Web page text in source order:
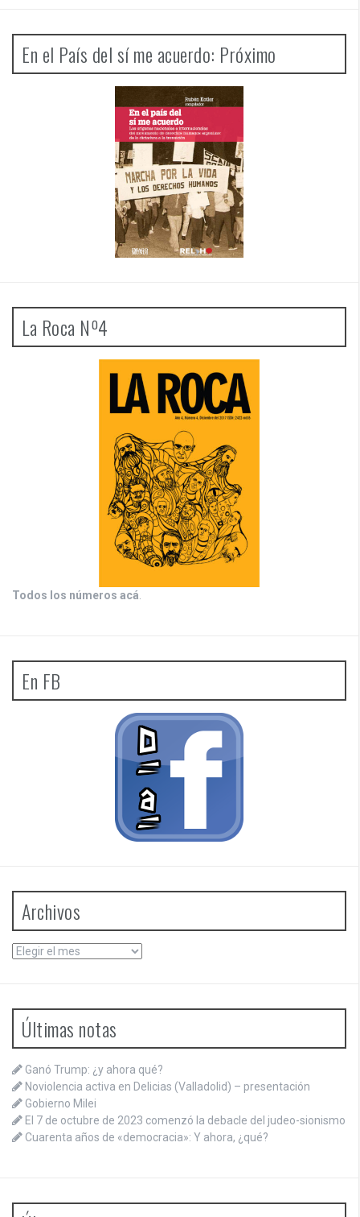
En el País del sí me acuerdo: Próximo
La Roca Nº4
Todos los números acá
En FB
Archivos
Archivos
Últimas notas
Ganó Trump: ¿y ahora qué?
Noviolencia activa en Delicias (Valladolid) – presentación
Gobierno Milei
El 7 de octubre de 2023 comenzó la debacle del judeo-sionismo
Cuarenta años de «democracia»: Y ahora, ¿qué?